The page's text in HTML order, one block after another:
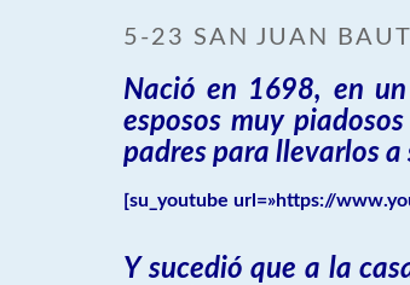
5-23 SAN JUAN
Nació en 1698, en
esposos muy
padres para llevarlos a
[su_youtube url=»https://
Y sucedió que a la